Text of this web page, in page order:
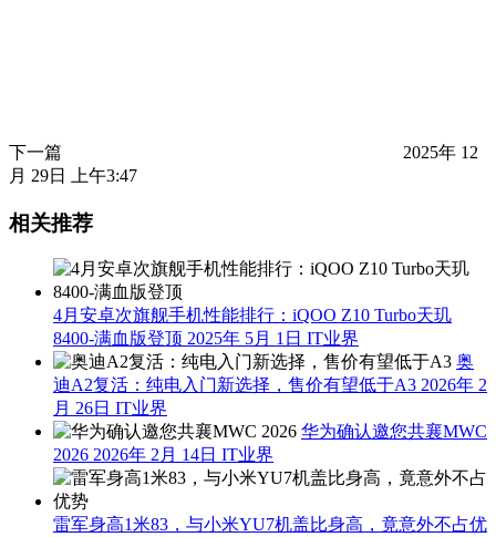
下一篇
2025年 12
月 29日 上午3:47
相关推荐
4月安卓次旗舰手机性能排行：iQOO Z10 Turbo天玑
8400-满血版登顶 2025年 5月 1日 IT业界
奥
迪A2复活：纯电入门新选择，售价有望低于A3 2026年 2
月 26日 IT业界
华为确认邀您共襄MWC
2026 2026年 2月 14日 IT业界
雷军身高1米83，与小米YU7机盖比身高，竟意外不占优